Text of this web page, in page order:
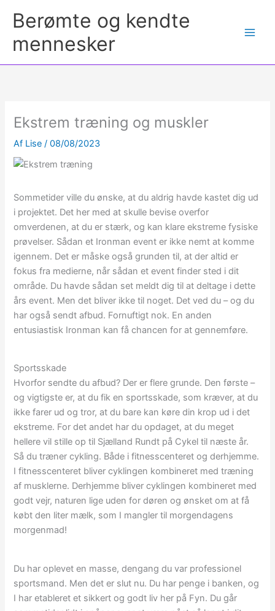
Berømte og kendte
mennesker
Ekstrem træning og muskler
Af Lise/08/08/2023
Sommetider ville du ønske, at du aldrig havde kastet dig ud
i projektet. Det her med at skulle bevise overfor
omverdenen, at du er stærk, og kan klare ekstreme fysiske
prøvelser. Sådan et Ironman event er ikke nemt at komme
igennem. Det er måske også grunden til, at der altid er
fokus fra medierne, når sådan et event finder sted i dit
område. Du havde sådan set meldt dig til at deltage i dette
års event. Men det bliver ikke til noget. Det ved du – og du
har også sendt afbud. Fornuftigt nok. En anden
entusiastisk Ironman kan få chancen for at gennemføre.
Sportsskade
Hvorfor sendte du afbud? Der er flere grunde. Den første –
og vigtigste er, at du fik en sportsskade, som kræver, at du
ikke farer ud og tror, at du bare kan køre din krop ud i det
ekstreme. For det andet har du opdaget, at du meget
hellere vil stille op til Sjælland Rundt på Cykel til næste år.
Så du træner cykling. Både i fitnesscenteret og derhjemme.
I fitnesscenteret bliver cyklingen kombineret med træning
af musklerne. Derhjemme bliver cyklingen kombineret med
godt vejr, naturen lige uden for døren og ønsket om at få
købt den liter mælk, som I mangler til morgendagens
morgenmad!
Du har oplevet en masse, dengang du var professionel
sportsmand. Men det er slut nu. Du har penge i banken, og
I har etableret et sikkert og godt liv her på Fyn. Du går